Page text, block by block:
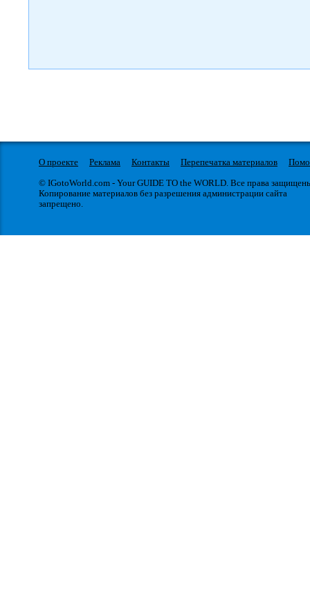
О проекте Реклама Контакты Перепечатка материалов
© IGotoWorld.com - Your GUIDE TO the WORLD. Все права
Копирование материалов без разрешения администрации сайта
запрещено.